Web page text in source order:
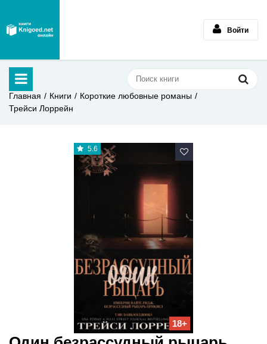
Войти
Главная Книги
Короткие любовные романы
Трейси Лоррейн
5.6
18+